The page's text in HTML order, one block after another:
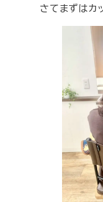
さてまずはカ